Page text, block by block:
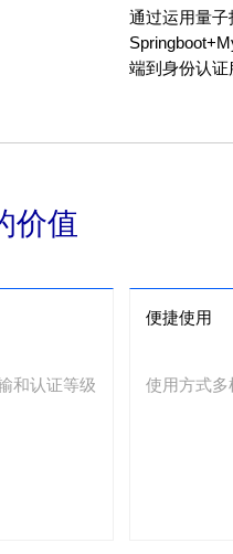
通过运用量
端到身份认证
价值
和认证等级
便捷使用
使用方式多